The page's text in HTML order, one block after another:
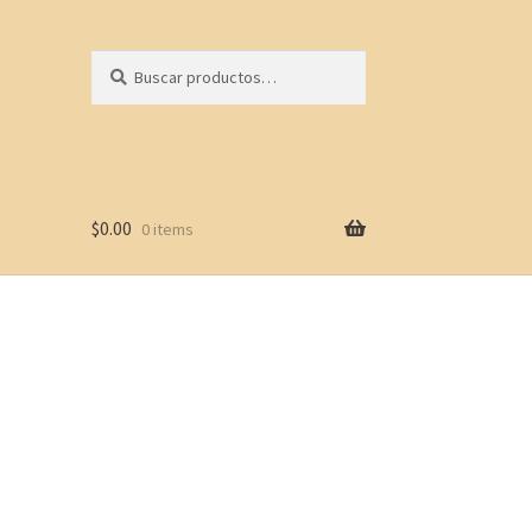
por:
$0.00 0 items